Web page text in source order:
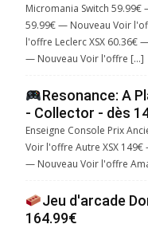
Micromania Switch
59.99€ — Nouveau Voir
l'offre Leclerc XSX 60.36€
— Nouveau Voir l'offre […]
Resonance: A
- Collector - dès
Enseigne Console Prix
Voir l'offre Autre XSX
— Nouveau Voir l'offre
Jeu d'arcade
164.99€